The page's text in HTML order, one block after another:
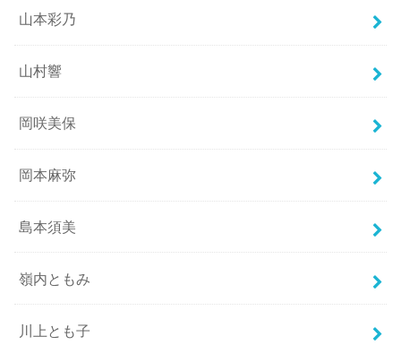
山本彩乃
山村響
岡咲美保
岡本麻弥
島本須美
嶺内ともみ
川上とも子